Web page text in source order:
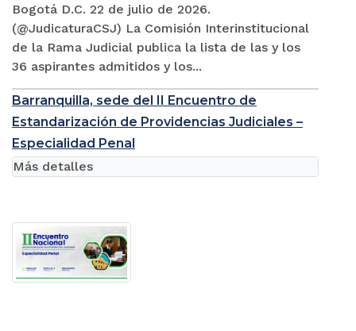
Bogotá D.C. 22 de julio de 2026.
(@JudicaturaCSJ) La Comisión Interinstitucional
de la Rama Judicial publica la lista de las y los
36 aspirantes admitidos y los...
Barranquilla, sede del II Encuentro de
Estandarización de Providencias Judiciales –
Especialidad Penal
Más detalles